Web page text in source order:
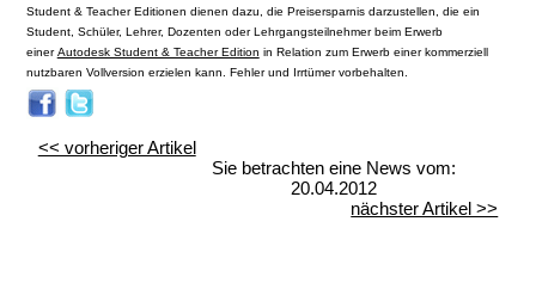
Student & Teacher Editionen dienen dazu, die Preisersparnis darzustellen, die ein
Student, Schüler, Lehrer, Dozenten oder Lehrgangsteilnehmer beim Erwerb
einerAutodesk Student & Teacher Edition in Relation zum Erwerb einer kommerziell
nutzbaren Vollversion erzielen kann. Fehler und Irrtümer vorbehalten.
<< vorheriger Artikel
Sie betrachten eine News vom:
20.04.2012
nächster Artikel >>